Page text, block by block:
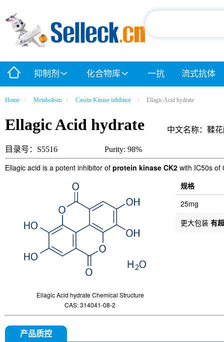
抑制剂 化合物库 一抗 流式抗体
Home Metabolism Casein Kinase inhibitor Ellagic Acid hydrate
Ellagic Acid hydrate 中文名称：鞣
目录号：S5516 Purity: 98%
Ellagic acid is a potent inhibitor of protein kinase CK2 with IC50s of
Ellagic Acid hydrate Chemical Structure
CAS: 314041-08-2
规格
25mg
更大包装 有
产品质控